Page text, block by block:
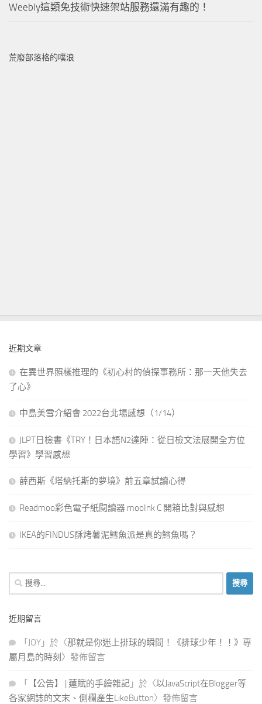
Weebly這類免技術快速架站服務還滿有趣的！
荒廢部落格的噗浪
近期文章
在異世界照樣推理的《初心村的偵探事務所：那一天他失去
了心》
中島美雪介紹會 2022台北場感想（1/14）
JLPT日檢書《TRY！日本語N2達陣：從日檢文法展開全方位
學習》學習感想
薛西斯《塔納托斯的夢境》前五章試讀心得
Readmoo彩色電子紙閱讀器 mooInk C 開箱比對與感想
IKEA的FINDUS酥烤薯泥鱈魚派是真的鱈魚嗎？
搜
尋
鍵
近期留言
「 JOY 」於〈那就是你迷上排球的瞬間！《排球少年！！》專
屬月島的時刻 〉發佈留言
「 【公告】 | 蓮賦的手繪雜記 」於〈以JavaScript在Blogger等
各家網誌的文末、側欄產生LikeButton〉發佈留言